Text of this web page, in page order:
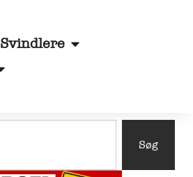
Svindlere
Søg